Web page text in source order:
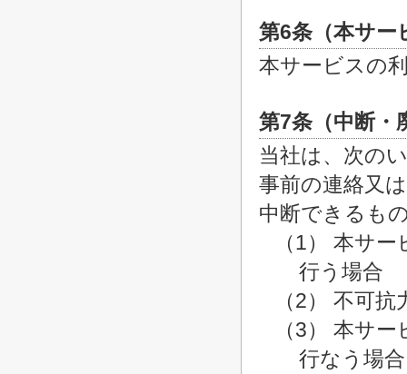
第6条（本サー
本サービスの
第7条（中断・
当社は、次の
事前の連絡又
中断できるも
（1） 本サ
行う場合
（2） 不可
（3） 本サ
行なう場合